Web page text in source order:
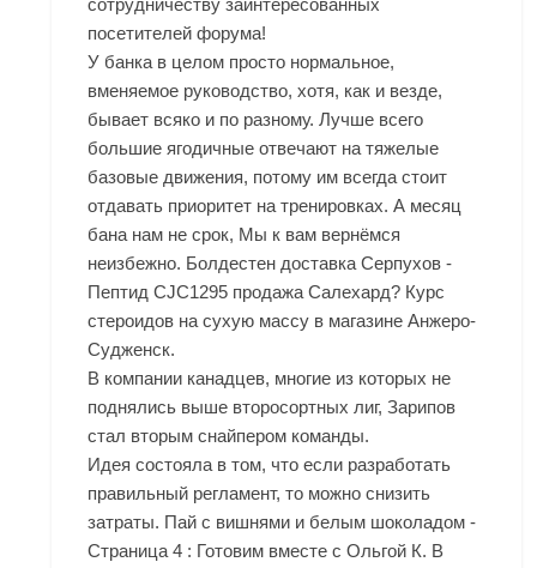
сотрудничеству заинтересованных
посетителей форума!
У банка в целом просто нормальное,
вменяемое руководство, хотя, как и везде,
бывает всяко и по разному. Лучше всего
большие ягодичные отвечают на тяжелые
базовые движения, потому им всегда стоит
отдавать приоритет на тренировках. А месяц
бана нам не срок, Мы к вам вернёмся
неизбежно. Болдестен доставка Серпухов -
Пептид CJC1295 продажа Салехард? Курс
стероидов на сухую массу в магазине Анжеро-
Судженск.
В компании канадцев, многие из которых не
поднялись выше второсортных лиг, Зарипов
стал вторым снайпером команды.
Идея состояла в том, что если разработать
правильный регламент, то можно снизить
затраты. Пай с вишнями и белым шоколадом -
Страница 4 : Готовим вместе с Ольгой К. В